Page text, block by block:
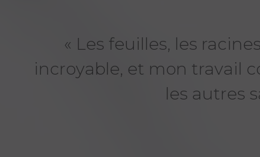
« Les feuilles, les
incroyable, et mon travail
les autres